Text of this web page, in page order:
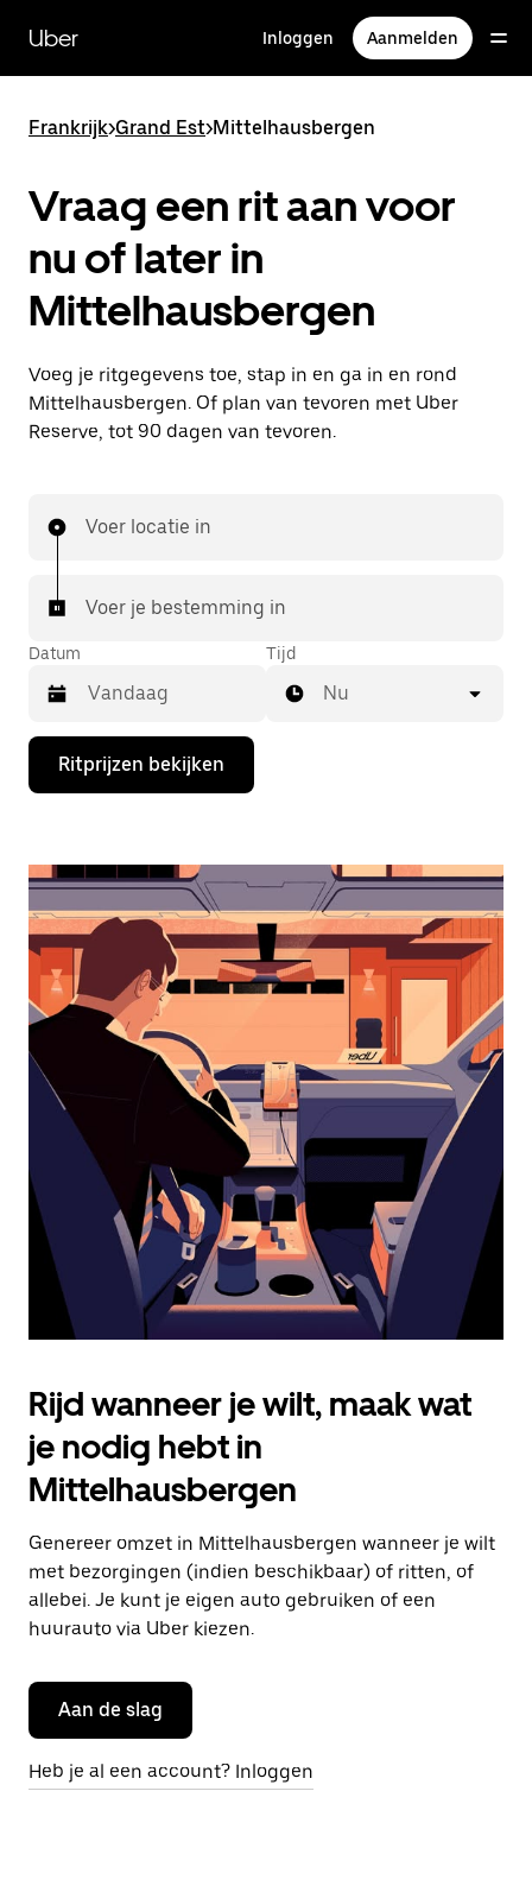
naar
hoofdinhoud
Uber Inloggen Aanmelden
Frankrijk>Grand Est>Mittelhausbergen
Vraag een rit aan voor
nu of later in
Mittelhausbergen
Voeg je ritgegevens toe, stap in en ga in en rond
Mittelhausbergen. Of plan van tevoren met Uber
Reserve, tot 90 dagen van tevoren.
Voer locatie in
Voer je bestemming in
Datum
Druk
de
de
te
openen
een
datum
te
selecteren.
Druk
Escape
agenda
te
sluiten.
Tijd
Nu
Ritprijzen bekijken
Rijd wanneer je wilt, maak wat
je nodig hebt in
Mittelhausbergen
Genereer omzet in Mittelhausbergen wanneer je wilt
met bezorgingen (indien beschikbaar) of ritten, of
allebei. Je kunt je eigen auto gebruiken of een
huurauto via Uber kiezen.
Aan de slag
Heb je al een account? Inloggen